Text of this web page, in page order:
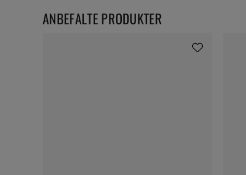
ANBEFALTE PRODUKTER